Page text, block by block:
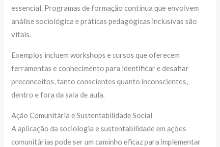
essencial. Programas de formação contínua que envolvem
análise sociológica e práticas pedagógicas inclusivas são
vitais.
Exemplos incluem workshops e cursos que oferecem
ferramentas e conhecimento para identificar e desafiar
preconceitos, tanto conscientes quanto inconscientes,
dentro e fora da sala de aula.
Ação Comunitária e Sustentabilidade Social
A aplicação da sociologia e sustentabilidade em ações
comunitárias pode ser um caminho eficaz para implementar